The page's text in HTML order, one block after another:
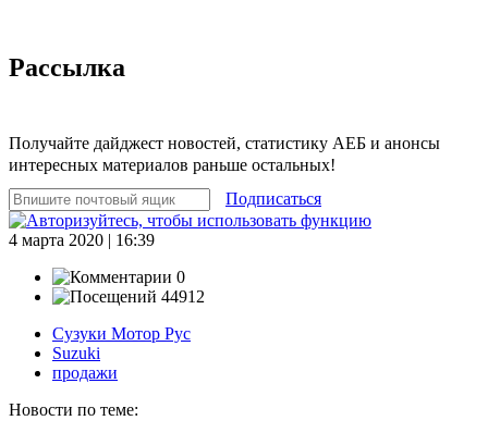
Рассылка
Получайте дайджест новостей, статистику АЕБ и анонсы
интересных материалов раньше остальных!
Подписаться
4 марта 2020 | 16:39
0
44912
Сузуки Мотор Рус
Suzuki
продажи
Новости по теме: